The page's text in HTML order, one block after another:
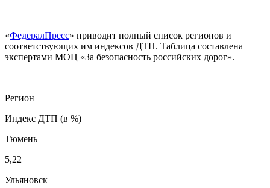
«ФедералПресс» приводит полный список регионов и
соответствующих им индексов ДТП. Таблица составлена
экспертами МОЦ «За безопасность российских дорог».
Регион
Индекс ДТП (в %)
Тюмень
5,22
Ульяновск